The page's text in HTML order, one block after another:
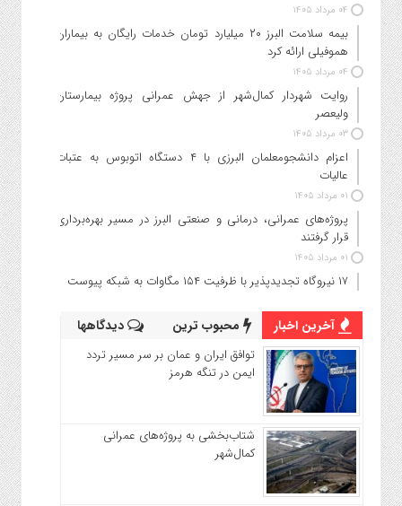
۰۴ مرداد ۱۴۰۵
بیمه سلامت البرز ۲۰ میلیارد تومان خدمات رایگان به بیماران
هموفیلی ارائه کرد
۰۴ مرداد ۱۴۰۵
روایت شهردار کمال‌شهر از جهش عمرانی پروژه بیمارستان
ولیعصر
۰۳ مرداد ۱۴۰۵
اعزام دانشجو‌معلمان البرزی با ۴ دستگاه اتوبوس به عتبات
عالیات
۰۱ مرداد ۱۴۰۵
پروژه‌های عمرانی، درمانی و صنعتی البرز در مسیر بهره‌برداری
قرار گرفتند
۰۱ مرداد ۱۴۰۵
۱۷ نیروگاه تجدیدپذیر با ظرفیت ۱۵۴ مگاوات به شبکه پیوست
آخرین اخبار محبوب ترین دیدگاهها
توافق ایران و عمان بر سر مسیر تردد
ایمن در تنگه هرمز
شتاب‌بخشی به پروژه‌های عمرانی
کمال‌شهر